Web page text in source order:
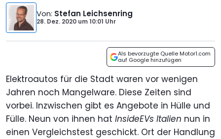
Von: Stefan Leichsenring
28. Dez. 2020 um10:01 Uhr
Als bevorzugte Quelle Motor1.com
auf Google hinzufügen
Elektroautos für die Stadt waren vor wenigen
Jahren noch Mangelware. Diese Zeiten sind
vorbei. Inzwischen gibt es Angebote in Hülle und
Fülle. Neun von ihnen hat InsideEVs Italien nun in
einen Vergleichstest geschickt. Ort der Handlung